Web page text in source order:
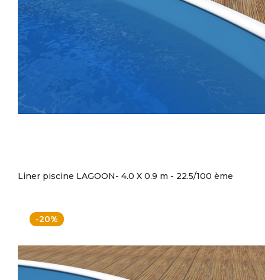
Liner piscine LAGOON- 4.0 X 0.9 m - 22.5/100 ème
-20%